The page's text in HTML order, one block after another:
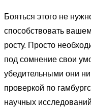
Бояться этого не
способствовать
росту. Просто
под сомнение свои
убедительными они
проверкой по
научных